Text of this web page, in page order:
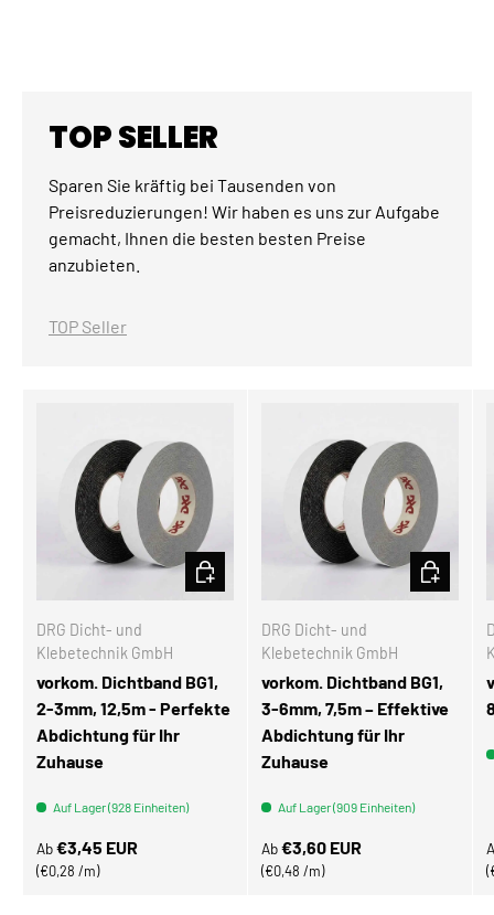
TOP SELLER
Sparen Sie kräftig bei Tausenden von
Preisreduzierungen! Wir haben es uns zur Aufgabe
gemacht, Ihnen die besten besten Preise
anzubieten.
TOP Seller
DRG Dicht- und
Klebetechnik GmbH
vorkom. Dichtband BG1,
2-3mm, 12,5m - Perfekte
Abdichtung für Ihr
Zuhause
Auf Lager (928 Einheiten)
Normaler Preis
Ab€3,45 EUR
Grundpreis
€0,28 /m
OPTIONEN AUSWÄHLEN
DRG Dicht- und
Klebetechnik GmbH
vorkom. Dichtband BG1,
3-6mm, 7,5m – Effektive
Abdichtung für Ihr
Zuhause
Auf Lager (909 Einheiten)
Normaler Preis
Ab€3,60 EUR
Grundpreis
€0,48 /m